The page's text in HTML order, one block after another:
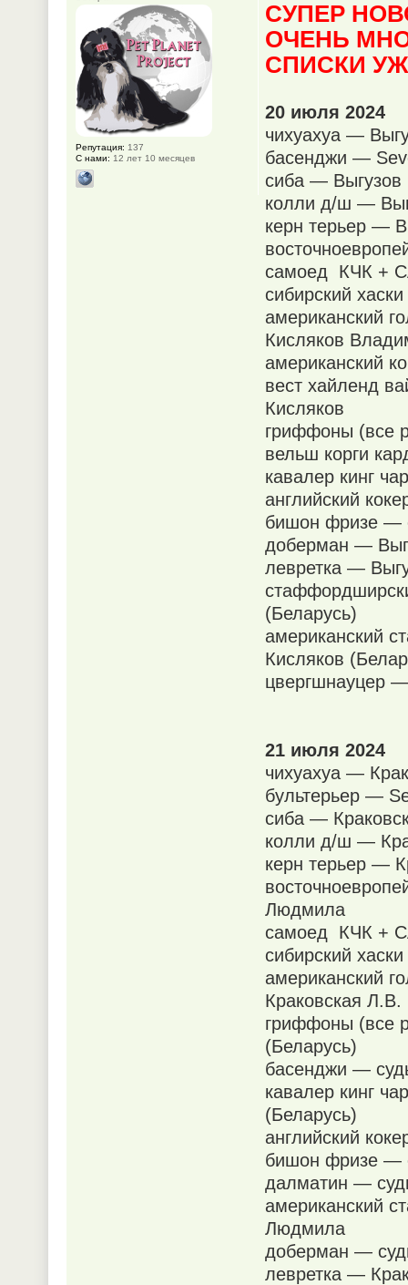
СУПЕР
ОЧЕНЬ
СПИСКИ
20 июля 2024
чихуахуа —
басенджи —
сиба — Выгузов
колли д/ш —
керн терьер —
самоед КЧК +
сибирский
американский
Кисляков
американский
вест хайленд
Кисляков
гриффоны (все
вельш корги
кавалер кинг
английский
бишон фризе —
доберман —
левретка —
(Беларусь)
американский
Кисляков
цвергшнауцер
21 июля 2024
чихуахуа —
бультерьер —
сиба —
колли д/ш —
керн терьер —
Людмила
самоед КЧК +
сибирский
американский
Краковская Л.В.
гриффоны (все
(Беларусь)
басенджи —
кавалер кинг
(Беларусь)
английский
бишон фризе —
далматин —
американский
Людмила
доберман —
левретка —
Репутация: 137
С нами: 12 лет 10 месяцев